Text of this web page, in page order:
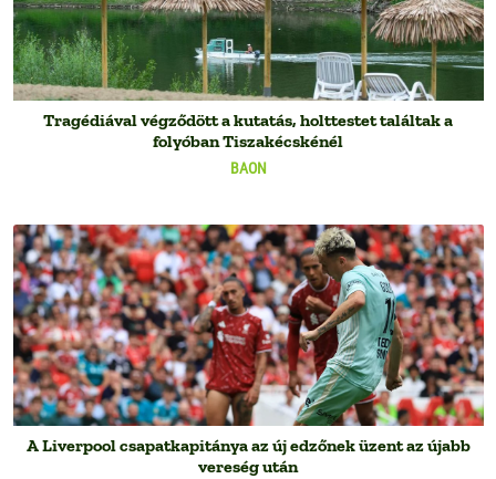
BAON
Tragédiával végződött a kutatás, holttestet találtak a
folyóban Tiszakécskénél
A Liverpool csapatkapitánya az új edzőnek üzent az újabb
vereség után